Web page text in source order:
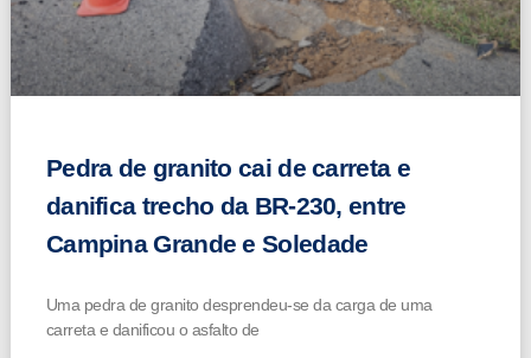
Pedra de granito cai de carreta e
danifica trecho da BR-230, entre
Campina Grande e Soledade
Uma pedra de granito desprendeu-se da carga de uma
carreta e danificou o asfalto de